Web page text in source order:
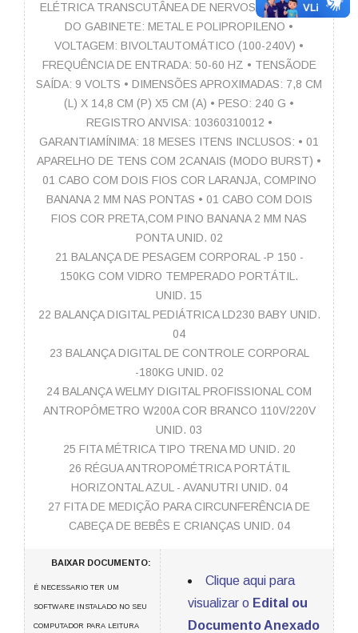
ELÉTRICA TRANSCUTÂNEA DE NERVOS •MATERIAL
DO GABINETE: METAL E POLIPROPILENO •
VOLTAGEM: BIVOLTAUTOMÁTICO (100-240V) •
FREQUÊNCIA DE ENTRADA: 50-60 HZ • TENSÃODE
SAÍDA: 9 VOLTS • DIMENSÕES APROXIMADAS: 7,8 CM
(L) X 14,8 CM (P) X5 CM (A) • PESO: 240 G •
REGISTRO ANVISA: 10360310012 •
GARANTIAMÍNIMA: 18 MESES ITENS INCLUSOS: • 01
APARELHO DE TENS COM 2CANAIS (MODO BURST) •
01 CABO COM DOIS FIOS COR LARANJA, COMPINO
BANANA 2 MM NAS PONTAS • 01 CABO COM DOIS
FIOS COR PRETA,COM PINO BANANA 2 MM NAS
PONTA UNID. 02
21 BALANÇA DE PESAGEM CORPORAL -P 150 -
150KG COM VIDRO TEMPERADO PORTÁTIL.
UNID. 15
22 BALANÇA DIGITAL PEDIÁTRICA LD230 BABY UNID.
04
23 BALANÇA DIGITAL DE CONTROLE CORPORAL
-180KG UNID. 02
24 BALANÇA WELMY DIGITAL PROFISSIONAL COM
ANTROPÔMETRO W200A COR BRANCO 110V/220V
UNID. 03
25 FITA MÉTRICA TIPO TRENA MD UNID. 20
26 RÉGUA ANTROPOMÉTRICA PORTÁTIL
HORIZONTAL AZUL - AVANUTRI UNID. 04
27 FITA DE MEDIÇÃO PARA CIRCUNFERÊNCIA DE
CABEÇA DE BEBÊS E CRIANÇAS UNID. 04
BAIXAR DOCUMENTO:
É NECESSARIO TER UM
SOFTWARE INSTALADO NO SEU
COMPUTADOR PARA LEITURA
Clique aqui para
visualizar o Edital ou
Documento Anexado